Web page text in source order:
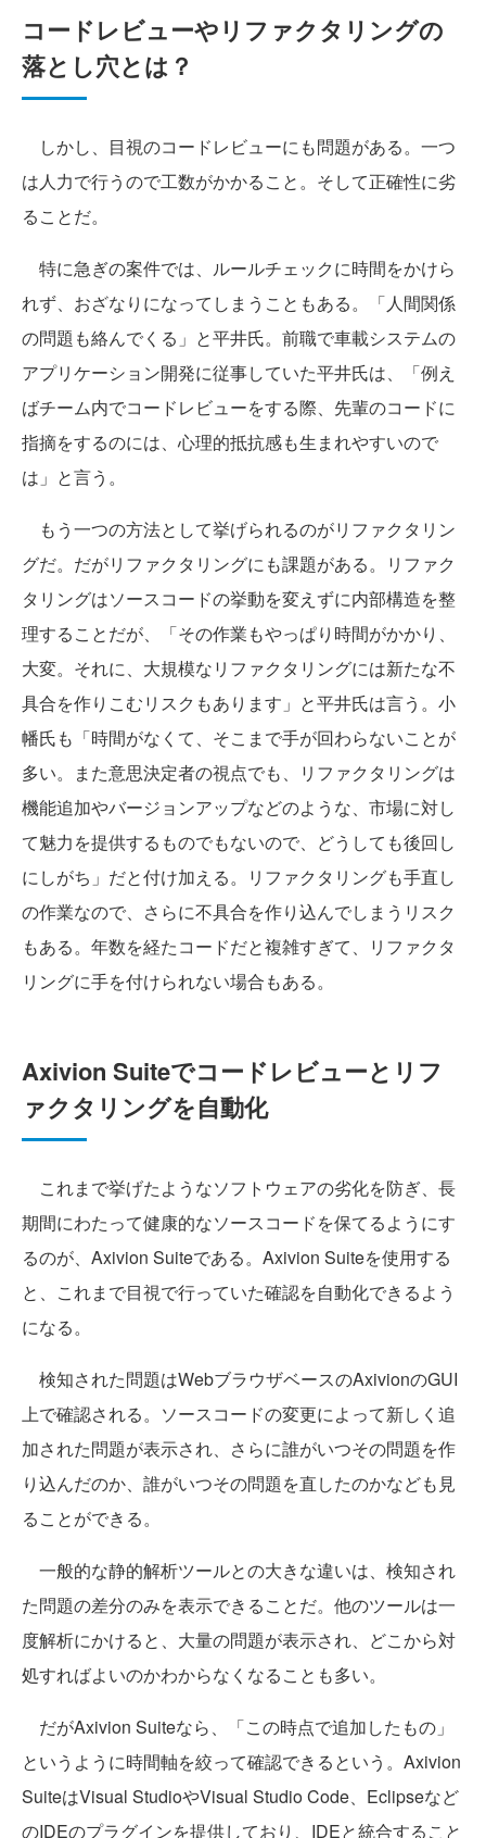
コードレビューやリファクタリングの
落とし穴とは？
しかし、目視のコードレビューにも問題がある。一つ
は人力で行うので工数がかかること。そして正確性に劣
ることだ。
特に急ぎの案件では、ルールチェックに時間をかけら
れず、おざなりになってしまうこともある。「人間関係
の問題も絡んでくる」と平井氏。前職で車載システムの
アプリケーション開発に従事していた平井氏は、「例え
ばチーム内でコードレビューをする際、先輩のコードに
指摘をするのには、心理的抵抗感も生まれやすいので
は」と言う。
もう一つの方法として挙げられるのがリファクタリン
グだ。だがリファクタリングにも課題がある。リファク
タリングはソースコードの挙動を変えずに内部構造を整
理することだが、「その作業もやっぱり時間がかかり、
大変。それに、大規模なリファクタリングには新たな不
具合を作りこむリスクもあります」と平井氏は言う。小
幡氏も「時間がなくて、そこまで手が回わらないことが
多い。また意思決定者の視点でも、リファクタリングは
機能追加やバージョンアップなどのような、市場に対し
て魅力を提供するものでもないので、どうしても後回し
にしがち」だと付け加える。リファクタリングも手直し
の作業なので、さらに不具合を作り込んでしまうリスク
もある。年数を経たコードだと複雑すぎて、リファクタ
リングに手を付けられない場合もある。
Axivion Suiteでコードレビューとリフ
ァクタリングを自動化
これまで挙げたようなソフトウェアの劣化を防ぎ、長
期間にわたって健康的なソースコードを保てるようにす
るのが、Axivion Suiteである。Axivion Suiteを使用する
と、これまで目視で行っていた確認を自動化できるよう
になる。
検知された問題はWebブラウザベースのAxivionのGUI
上で確認される。ソースコードの変更によって新しく追
加された問題が表示され、さらに誰がいつその問題を作
り込んだのか、誰がいつその問題を直したのかなども見
ることができる。
一般的な静的解析ツールとの大きな違いは、検知され
た問題の差分のみを表示できることだ。他のツールは一
度解析にかけると、大量の問題が表示され、どこから対
処すればよいのかわからなくなることも多い。
だがAxivion Suiteなら、「この時点で追加したもの」
というように時間軸を絞って確認できるという。Axivion
SuiteはVisual StudioやVisual Studio Code、Eclipseなど
のIDEのプラグインを提供しており、IDEと統合すること